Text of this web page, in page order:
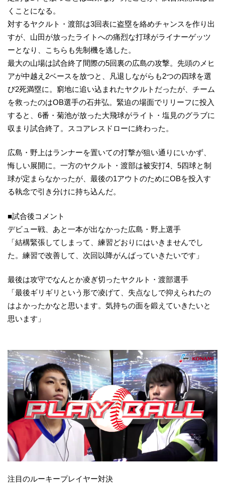
くことになる。
対するヤクルト・渡部は3回表に盗塁を絡めチャンスを作り出
すが、山田が放ったライトへの痛烈な打球がライナーゲッツ
ーとなり、こちらも先制機を逃した。
最大の山場は試合終了間際の5回裏の広島の攻撃。先頭のメヒ
アが中越え2ベースを放つと、凡退しながらも2つの四球を選
び2死満塁に。窮地に追い込まれたヤクルトだったが、チーム
を救ったのはOB選手の石井弘。緊迫の場面でリリーフに投入
すると、6番・菊池が放った大飛球がライト・塩見のグラブに
収まり試合終了。スコアレスドローに終わった。
広島・野上はランナーを置いての打撃が狙い通りにいかず、
悔しい展開に。一方のヤクルト・渡部は被安打4、5四球と制
球が定まらなかったが、最後の1アウトのためにOBを投入す
る執念で引き分けに持ち込んだ。
■試合後コメント
デビュー戦、あと一本が出なかった広島・野上選手
「結構緊張してしまって、練習どおりにはいきませんでし
た。練習で改善して、次回以降がんばっていきたいです」
最後は攻守でなんとか凌ぎ切ったヤクルト・渡部選手
「最後ギリギリという形で凌げて、失点なしで抑えられたの
はよかったかなと思います。気持ちの面を鍛えていきたいと
思います」
注目のルーキープレイヤー対決